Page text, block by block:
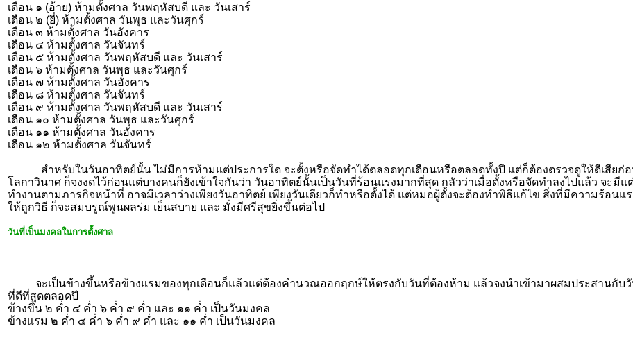
เดือน ๑ (อ้าย) ห้ามตั้งศาล วันพฤหัสบดี และ วันเสาร์
เดือน ๒ (ยี่) ห้ามตั้งศาล วันพุธ และวันศุกร์
เดือน ๓ ห้ามตั้งศาล วันอังคาร
เดือน ๔ ห้ามตั้งศาล วันจันทร์
เดือน ๕ ห้ามตั้งศาล วันพฤหัสบดี และ วันเสาร์
เดือน ๖ ห้ามตั้งศาล วันพุธ และวันศุกร์
เดือน ๗ ห้ามตั้งศาล วันอังคาร
เดือน ๘ ห้ามตั้งศาล วันจันทร์
เดือน ๙ ห้ามตั้งศาล วันพฤหัสบดี และ วันเสาร์
เดือน ๑๐ ห้ามตั้งศาล วันพุธ และวันศุกร์
เดือน ๑๑ ห้ามตั้งศาล วันอังคาร
เดือน ๑๒ ห้ามตั้งศาล วันจันทร์
สำหรับในวันอาทิตย์นั้น ไม่มีการห้ามแต่ประการใด จะตั้งหรือจัดทำได้ตลอดทุกเดือนหรือตลอดทั้งปี แต่ก็ต้องตรวจดูให้ดีเสียก่อ
โลกาวินาศ ก็จงงดไว้ก่อนแต่บางคนก็ยังเข้าใจกันว่า วันอาทิตย์นั้นเป็นวันที่ร้อนแรงมากที่สุด กลัวว่าเมื่อตั้งหรือจัดทำลงไปแล้ว จะมี
ทำงานตามภารกิจหน้าที่ อาจมีเวลาว่างเพียงวันอาทิตย์ เพียงวันเดียวก็ทำหรือตั้งได้ แต่หมอผู้ตั้งจะต้องทำพิธีแก้ไข สิ่งที่มีความร้อนแ
ให้ถูกวิธี ก็จะสมบรูณ์พูนผลร่ม เย็นสบาย และ มั่งมีศรีสุขยิ่งขึ้นต่อไป
วันที่เป็นมงคลในการตั้งศาล
จะเป็นข้างขึ้นหรือข้างแรมของทุกเดือนก็แล้วแต่ต้องคำนวณออกฤกษ์ให้ตรงกับวันที่ต้องห้าม แล้วจงนำเข้ามาผสมประสานกับวั
ที่ดีที่สุดตลอดปี
ข้างขึ้น ๒ ค่ำ ๔ ค่ำ ๖ ค่ำ ๙ ค่ำ และ ๑๑ ค่ำ เป็นวันมงคล
ข้างแรม ๒ ค่ำ ๔ ค่ำ ๖ ค่ำ ๙ ค่ำ และ ๑๑ ค่ำ เป็นวันมงคล